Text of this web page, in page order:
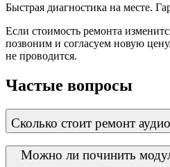
Быстрая диагностика на месте.
Если стоимость ремонта
позвоним и согласуем новую
не проводится.
Частые вопросы
Сколько стоит ремонт
Можно ли починить